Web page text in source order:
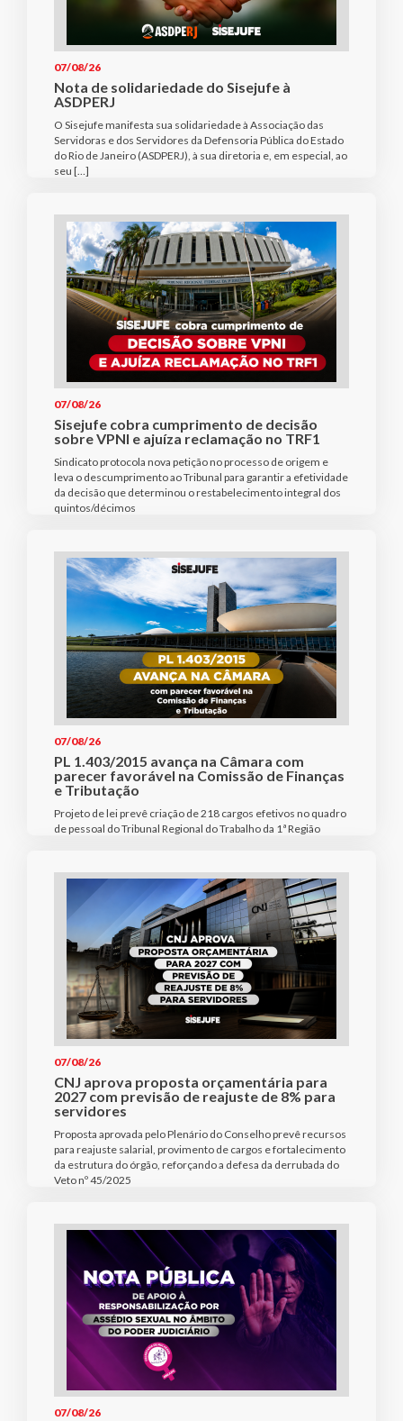
07/08/26
Nota de solidariedade do Sisejufe à
ASDPERJ
O Sisejufe manifesta sua solidariedade à Associação das
Servidoras e dos Servidores da Defensoria Pública do Estado
do Rio de Janeiro (ASDPERJ), à sua diretoria e, em especial, ao
seu […]
07/08/26
Sisejufe cobra cumprimento de decisão
sobre VPNI e ajuíza reclamação no TRF1
Sindicato protocola nova petição no processo de origem e
leva o descumprimento ao Tribunal para garantir a efetividade
da decisão que determinou o restabelecimento integral dos
quintos/décimos
07/08/26
PL 1.403/2015 avança na Câmara com
parecer favorável na Comissão de Finanças
e Tributação
Projeto de lei prevê criação de 218 cargos efetivos no quadro
de pessoal do Tribunal Regional do Trabalho da 1ª Região
07/08/26
CNJ aprova proposta orçamentária para
2027 com previsão de reajuste de 8% para
servidores
Proposta aprovada pelo Plenário do Conselho prevê recursos
para reajuste salarial, provimento de cargos e fortalecimento
da estrutura do órgão, reforçando a defesa da derrubada do
Veto nº 45/2025
07/08/26